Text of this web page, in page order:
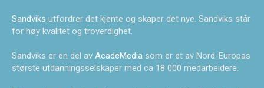
Sandviks utfordrer det kjente og skaper det nye. Sandviks står
for høy kvalitet og troverdighet.
Sandviks er en del av AcadeMedia som er et av Nord-Europas
største utdanningsselskaper med ca 18 000 medarbeidere.